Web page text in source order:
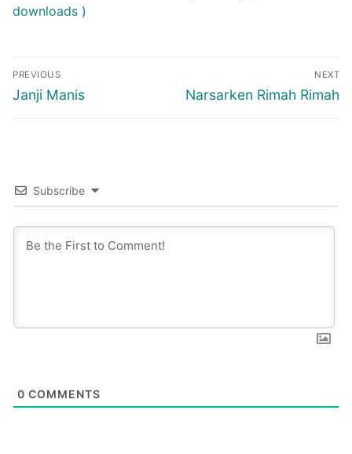
downloads )
Post
navigation
PREVIOUS
Previous
Janji Manis
NEXT
Next
Narsarken Rimah Rimah
Subscribe
0 COMMENTS